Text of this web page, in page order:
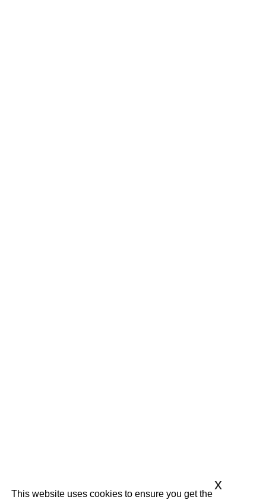
This website uses cookies to ensure you get the
x